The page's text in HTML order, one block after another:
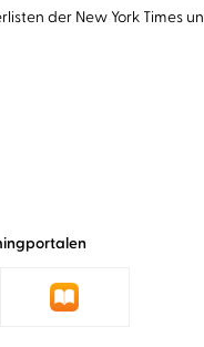
der New York Times